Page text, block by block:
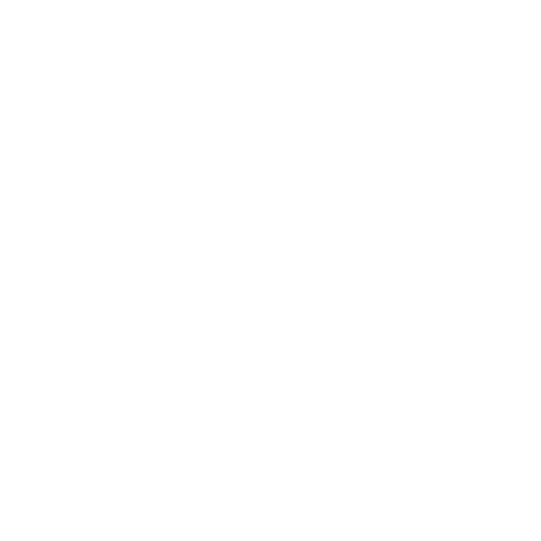
をご了承くださ
ありません。
1000ppm以下、
下、フタル酸ジブチ
) : 1000ppm、